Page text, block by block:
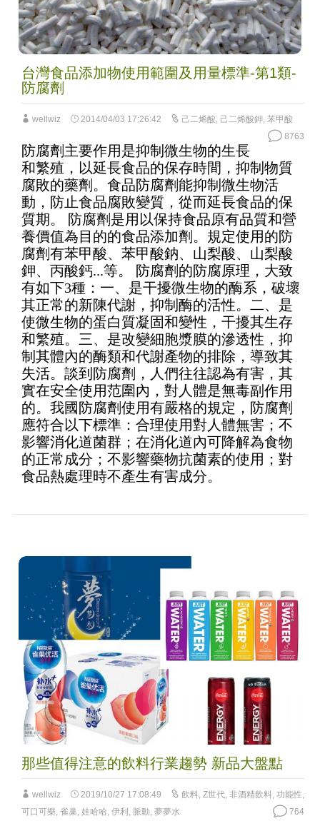
台灣食品添加物使用範圍及用量標準-第1類-
防腐劑
wellwiz 2014/04/03 17:26:42 己二烯酸, 己二烯酸鉀, 苯甲酸
8763
防腐劑主要作用是抑制微生物的生長
和繁殖，以延長食品的保存時間，抑制物質
腐敗的藥劑。食品防腐劑能抑制微生物活
動，防止食品腐敗變質，從而延長食品的保
質期。 防腐劑是用以保持食品原有品質和營
養價值為目的的食品添加劑。規定使用的防
腐劑有苯甲酸、苯甲酸鈉、山梨酸、山梨酸
鉀、丙酸鈣...等。 防腐劑的防腐原理，大致
有如下3種：一、是干擾微生物的酶系，破壞
其正常的新陳代謝，抑制酶的活性。二、是
使微生物的蛋白質凝固和變性，干擾其生存
和繁殖。三、是改變細胞漿膜的滲透性，抑
制其體內的酶類和代謝產物的排除，導致其
失活。談到防腐劑，人們往往認為有害，其
實在安全使用范圍內，對人體是無毒副作用
的。我國防腐劑使用有嚴格的規定，防腐劑
應符合以下標準：合理使用對人體無害；不
影響消化道菌群；在消化道內可降解為食物
的正常成分；不影響藥物抗菌素的使用；對
食品熱處理時不產生有害成分。
那些值得注意的飲料行業趨勢 新品大盤點
wellwiz 2019/10/27 17:08:49 飲料, Z世代, 非酒精飲料, 功能性,
可口可樂, 雀巢, 娃哈哈, 伊利 , 脈動, 夢夢水 764